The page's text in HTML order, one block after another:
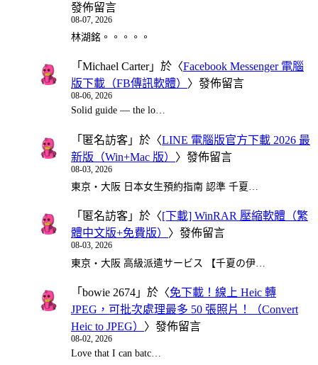
發佈留言
08-07, 2026
林湖銘。。。。。
「 Michael Carter」於〈Facebook Messenger 電腦
版下載（FB傳訊軟體） 〉發佈留言
08-06, 2026
Solid guide — the lo…
「 匿名訪客 」於〈LINE 電腦版官方下載 2026 最
新版（Win+Mac 版） 〉發佈留言
08-03, 2026
東京・大阪 日本女生預約指南 認準 千夏…
「 匿名訪客 」於〈 [下載] WinRAR 壓縮軟體（繁
體中文版+免費版）
〉發佈留言
08-03, 2026
東京・大阪 高級派遣サービス 【千夏の伊…
「 bowie 2674 」於〈免下載！線上 Heic 轉
JPEG，可批次處理最多 50 張照片！（Convert
Heic to JPEG） 〉發佈留言
08-02, 2026
Love that I can batc…